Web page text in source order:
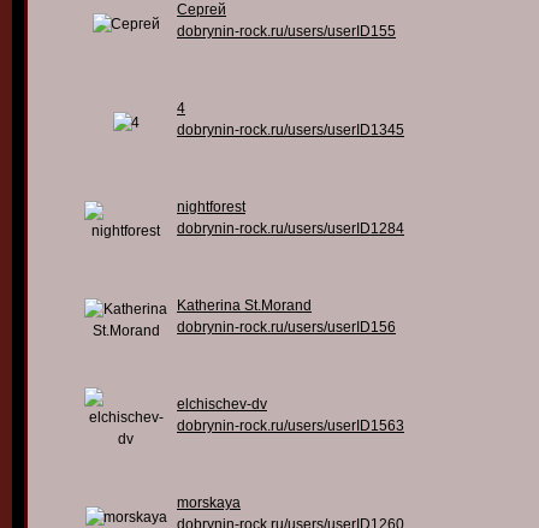
Сергей
dobrynin-rock.ru/users/userID155
4
dobrynin-rock.ru/users/userID1345
nightforest
dobrynin-rock.ru/users/userID1284
Katherina St.Morand
dobrynin-rock.ru/users/userID156
elchischev-dv
dobrynin-rock.ru/users/userID1563
morskaya
dobrynin-rock.ru/users/userID1260